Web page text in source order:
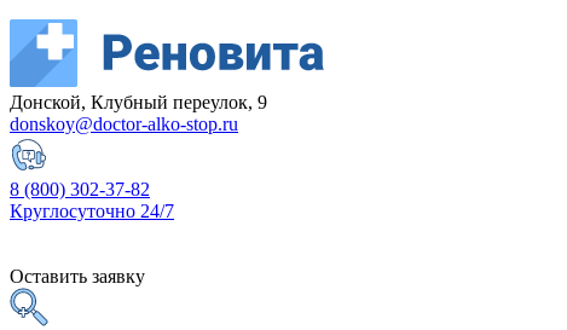
Донской, Клубный переулок, 9
donskoy@doctor-alko-stop.ru
8 (800) 302-37-82
Круглосуточно 24/7
Оставить заявку